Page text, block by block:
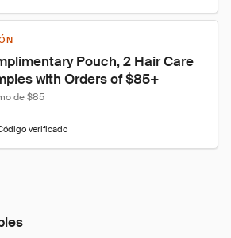
Pouch, 2 Hair Care
with Orders of $85+
de $85
verificado